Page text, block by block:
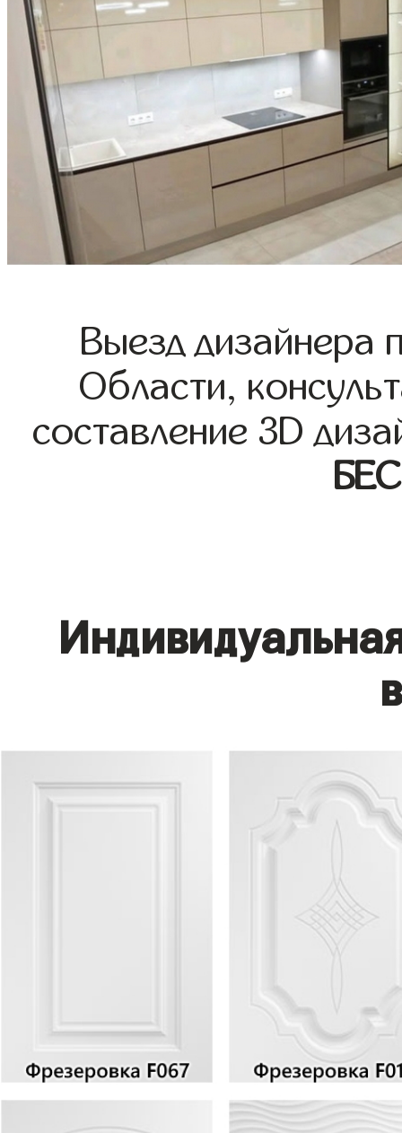
Выезд дизайнера
Области,
составление 3D